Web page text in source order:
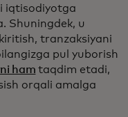
iqtisodiyotga
Shuningdek, u
tranzaksiyani
pul yuborish
ham taqdim etadi,
orqali amalga